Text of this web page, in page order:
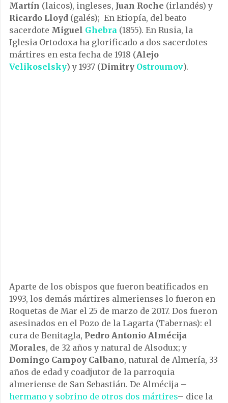
Martín (laicos), ingleses, Juan Roche (irlandés) y
Ricardo Lloyd (galés); En Etiopía, del beato
sacerdote Miguel Ghebra (1855). En Rusia, la
Iglesia Ortodoxa ha glorificado a dos sacerdotes
mártires en esta fecha de 1918 (Alejo
Velikoselsky) y 1937 (Dimitry Ostroumov).
Aparte de los obispos que fueron beatificados en
1993, los demás mártires almerienses lo fueron en
Roquetas de Mar el 25 de marzo de 2017. Dos fueron
asesinados en el Pozo de la Lagarta (Tabernas): el
cura de Benitagla, Pedro Antonio Almécija
Morales, de 32 años y natural de Alsodux; y
Domingo Campoy Calbano, natural de Almería, 33
años de edad y coadjutor de la parroquia
almeriense de San Sebastián. De Almécija –
hermano y sobrino de otros dos mártires– dice la